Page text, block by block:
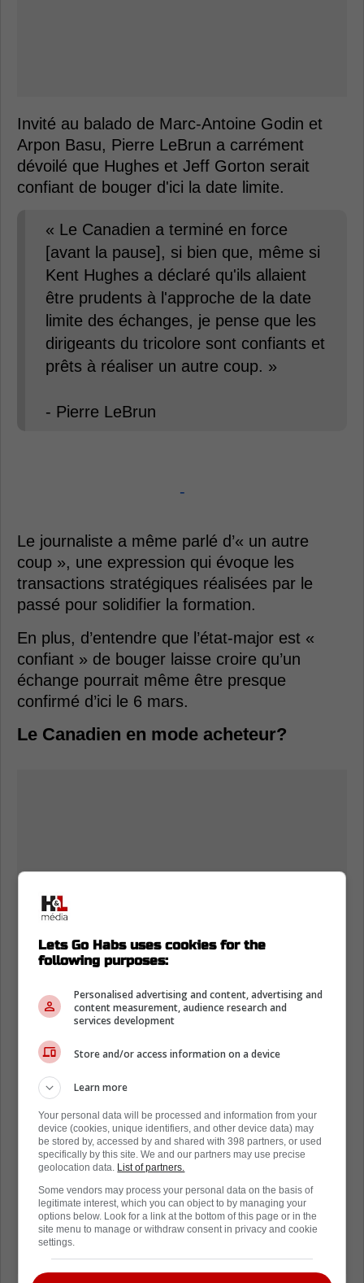
Invité au balado de Marc-Antoine Godin et
Arpon Basu, Pierre LeBrun a carrément
dévoilé que Hughes et Jeff Gorton serait
confiant de bouger d'ici la date limite.
« Le Canadien a terminé en force
[avant la pause], si bien que, même si
Kent Hughes a déclaré qu'ils allaient
être prudents à l'approche de la date
limite des échanges, je pense que les
dirigeants du tricolore sont confiants et
prêts à réaliser un autre coup. »
- Pierre LeBrun
-
Le journaliste a même parlé d’« un autre
coup », une expression qui évoque les
transactions stratégiques réalisées par le
passé pour solidifier la formation.
En plus, d’entendre que l’état-major est «
confiant » de bouger laisse croire qu’un
échange pourrait même être presque
confirmé d’ici le 6 mars.
Le Canadien en mode acheteur?
Lets Go Habs uses cookies for the
following purposes:
Personalised advertising and content, advertising and
content measurement, audience research and
services development
Store and/or access information on a device
Learn more
Your personal data will be processed and information from your
device (cookies, unique identifiers, and other device data) may
be stored by, accessed by and shared with 398 partners, or used
specifically by this site. We and our partners may use precise
geolocation data. List of partners.
Some vendors may process your personal data on the basis of
legitimate interest, which you can object to by managing your
options below. Look for a link at the bottom of this page or in the
site menu to manage or withdraw consent in privacy and cookie
settings.